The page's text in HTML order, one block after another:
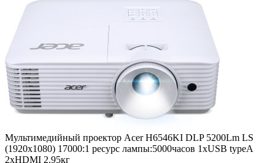
Мультимедийный проектор Acer H6546KI DLP 5200Lm LS
(1920x1080) 17000:1 ресурс лампы:5000часов 1xUSB typeA
2xHDMI 2.95кг